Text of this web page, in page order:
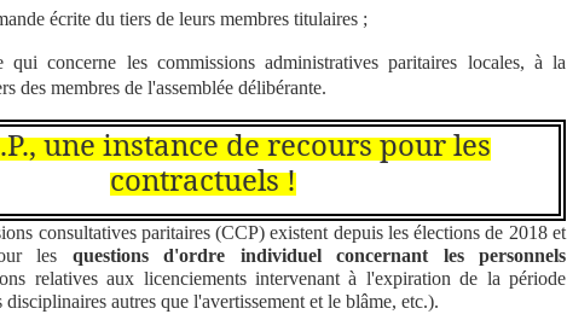
écrite du tiers de leurs membres titulaires ;
concerne les commissions administratives paritaires locales, à la
des membres de l'assemblée délibérante.
une instance de recours pour les
contractuels !
paritaires (CCP) existent depuis les élections de 2018 et
les questions d'ordre individuel concernant les personnels
relatives aux licenciements intervenant à l'expiration de la période
disciplinaires autres que l'avertissement et le blâme, etc.).